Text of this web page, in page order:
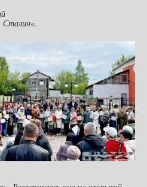
Сталин«.